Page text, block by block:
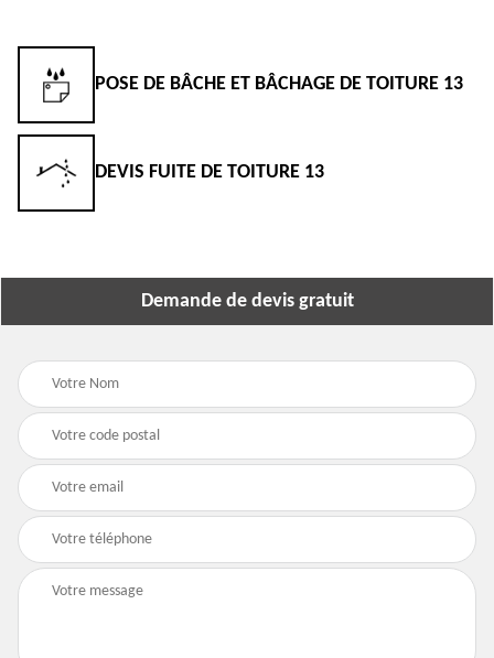
POSE DE BÂCHE ET BÂCHAGE DE TOITURE 13
DEVIS FUITE DE TOITURE 13
Demande de devis gratuit